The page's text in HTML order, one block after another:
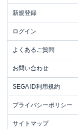
新規登録
ログイン
よくあるご質問
お問い合わせ
SEGA ID利用規約
プライバシーポリシー
サイトマップ